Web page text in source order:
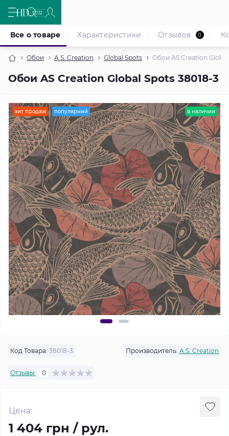
Обои A.S. Creation Global Spots Обои AS Creation
Обои AS Creation Global Spots 38018-3
Все о товаре Характеристики Отзывов 0
хит продаж популярний в наличии
Код Товара: 38018-3 Производитель: A.S. Creation
Отзывы: 0
Цена:
1 404 грн / рул.